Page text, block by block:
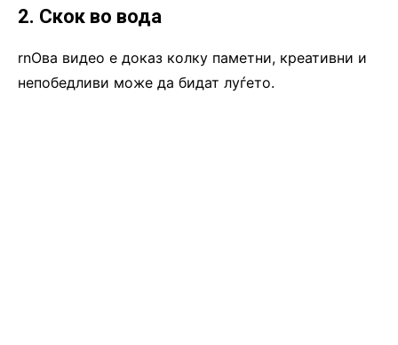
2. Скок во вода
rnОва видео е доказ колку паметни, креативни и
непобедливи може да бидат луѓето.